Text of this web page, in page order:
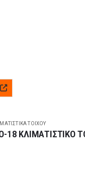
BTU
ΤΟΊΧΟΥ